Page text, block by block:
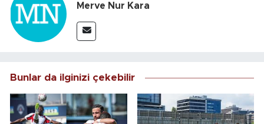
Merve Nur Kara
Bunlar da ilginizi çekebilir